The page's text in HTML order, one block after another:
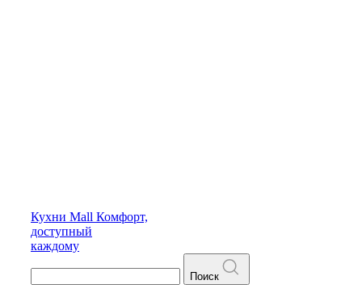
Кухни Mall Комфорт,
доступный
каждому
Поиск